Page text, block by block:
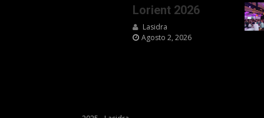
Lorient 2026
Lasidra
Agosto 2, 2026